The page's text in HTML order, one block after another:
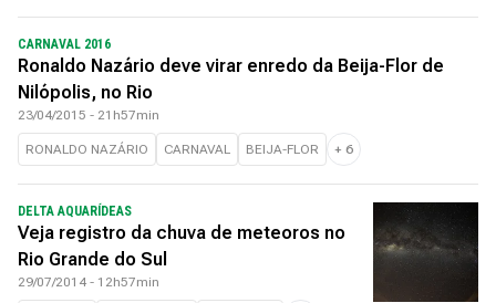
CARNAVAL 2016
Ronaldo Nazário deve virar enredo da Beija-Flor de
Nilópolis, no Rio
23/04/2015 - 21h57min
RONALDO NAZÁRIO CARNAVAL BEIJA-FLOR + 6
DELTA AQUARÍDEAS
Veja registro da chuva de meteoros no
Rio Grande do Sul
29/07/2014 - 12h57min